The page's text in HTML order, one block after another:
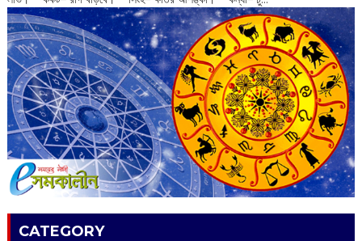
CATEGORY